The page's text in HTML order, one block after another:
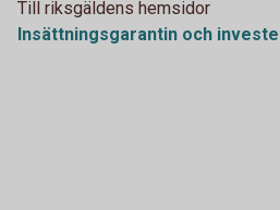
Till riksgäldens hemsidor
Insättningsgarantin och